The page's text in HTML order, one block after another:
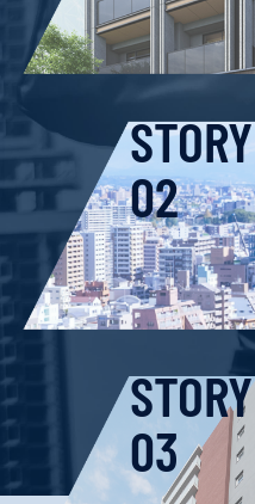
STORY
02
STORY
03